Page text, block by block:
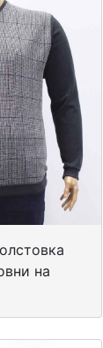
на